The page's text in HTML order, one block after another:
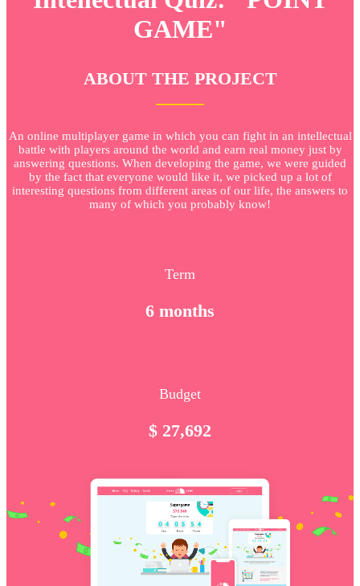
GAME"
ABOUT THE PROJECT
An online multiplayer game in which you can fight in an intellectual
battle with players around the world and earn real money just by
answering questions. When developing the game, we were guided
by the fact that everyone would like it, we picked up a lot of
interesting questions from different areas of our life, the answers to
many of which you probably know!
Term
6 months
Budget
$ 27,692